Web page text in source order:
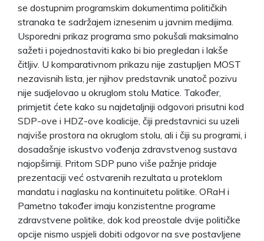
se dostupnim programskim dokumentima političkih
stranaka te sadržajem iznesenim u javnim medijima.
Usporedni prikaz programa smo pokušali maksimalno
sažeti i pojednostaviti kako bi bio pregledan i lakše
čitljiv. U komparativnom prikazu nije zastupljen MOST
nezavisnih lista, jer njihov predstavnik unatoč pozivu
nije sudjelovao u okruglom stolu Matice. Također,
primjetit ćete kako su najdetaljniji odgovori prisutni kod
SDP-ove i HDZ-ove koalicije, čiji predstavnici su uzeli
najviše prostora na okruglom stolu, ali i čiji su programi, i
dosadašnje iskustvo vođenja zdravstvenog sustava
najopširniji. Pritom SDP puno više pažnje pridaje
prezentaciji već ostvarenih rezultata u proteklom
mandatu i naglasku na kontinuitetu politike. ORaH i
Pametno također imaju konzistentne programe
zdravstvene politike, dok kod preostale dvije političke
opcije nismo uspjeli dobiti odgovor na sve postavljene